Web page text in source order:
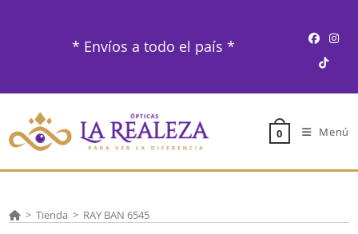
* Envíos a todo el país *
0 Menú
> Tienda > RAY BAN 6545